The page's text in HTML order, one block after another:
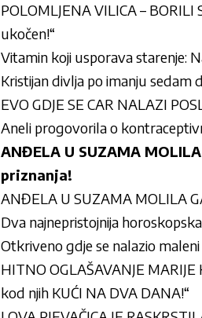
POLOMLJENA VILICA –
ukočen!“
Vitamin koji usporava starenje:
Kristijan divlja po imanju sedam
EVO GDJE SE CAR NALAZI
Aneli progovorila o
ANĐELA U SUZAMA
priznanja!
ANĐELA U SUZAMA MOLILA
Dva najnepristojnija
Otkriveno gdje se nalazio
HITNO OGLAŠAVANJE
kod njih KUĆI NA DVA DANA!“